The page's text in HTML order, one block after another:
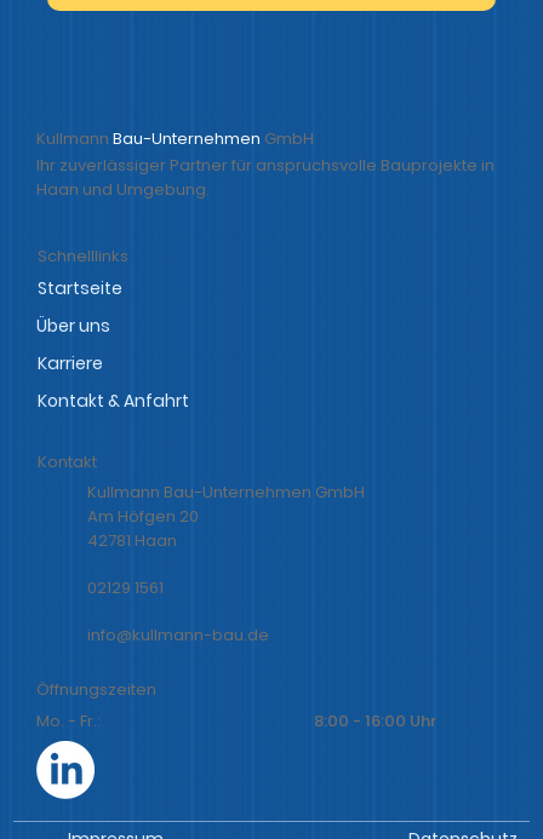
Kullmann Bau-Unternehmen GmbH
Ihr zuverlässiger Partner für anspruchsvolle Bauprojekte in
Haan und Umgebung.
Schnelllinks
Startseite
Über uns
Karriere
Kontakt
Kullmann Bau-Unternehmen GmbH
Am Höfgen 20
42781 Haan
02129 1561
info@kullmann-bau.de
Öffnungszeiten
Mo. - Fr.:
8:00 - 16:00 Uhr